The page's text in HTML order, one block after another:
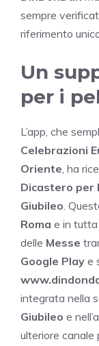
sempre
riferimento
Un
per i
L’app, che
Celebrazioni
Oriente, ha
Dicastero per
Giubileo.
Roma e in tutta
delle Messe
Google Play e
integrata nella
Giubileo e
ulteriore canale